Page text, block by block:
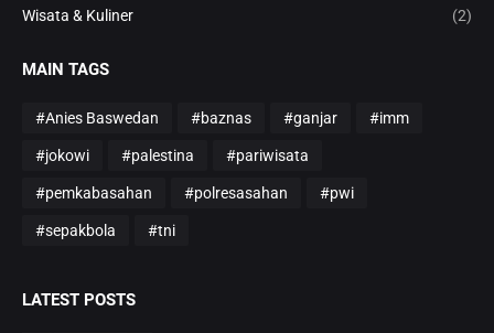
Wisata & Kuliner (2)
MAIN TAGS
#Anies Baswedan #baznas #ganjar #imm
#jokowi #palestina #pariwisata
#pemkabasahan #polresasahan #pwi
#sepakbola #tni
LATEST POSTS